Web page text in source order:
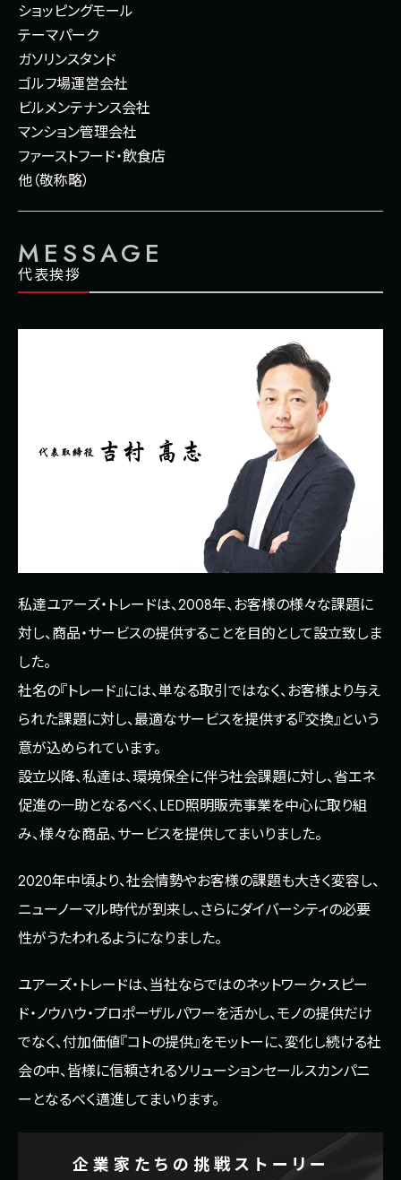
ショッピングモール
テーマパーク
ガソリンスタンド
ゴルフ場運営会社
ビルメンテナンス会社
マンション管理会社
ファーストフード・飲食店
他（敬称略）
MESSAGE
代表挨拶
私達ユアーズ・トレードは、2008年、お客様の様々な課題に
対し、商品・サービスの提供することを目的として設立致しま
した。
社名の『トレード』には、単なる取引ではなく、お客様より与え
られた課題に対し、最適なサービスを提供する『交換』という
意が込められています。
設立以降、私達は、環境保全に伴う社会課題に対し、省エネ
促進の一助となるべく、LED照明販売事業を中心に取り組
み、様々な商品、サービスを提供してまいりました。
2020年中頃より、社会情勢やお客様の課題も大きく変容し、
ニューノーマル時代が到来し、さらにダイバーシティの必要
性がうたわれるようになりました。
ユアーズ・トレードは、当社ならではのネットワーク・スピー
ド・ノウハウ・プロポーザルパワーを活かし、モノの提供だけ
でなく、付加価値『コトの提供』をモットーに、変化し続ける社
会の中、皆様に信頼されるソリューションセールスカンパニ
ーとなるべく邁進してまいります。
企業家たちの挑戦ストーリー